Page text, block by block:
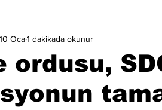
Tüneli
ordusu,
10 Oca1 dakikada okunur